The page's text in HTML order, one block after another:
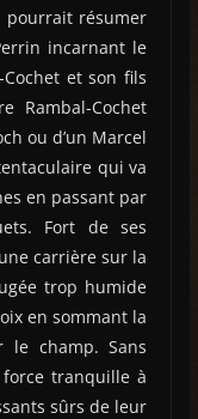
pourrait résumer
incarnant le
et son fils
Rambal-Cochet
ou d’un Marcel
qui va
en passant par
Fort de ses
carrière sur la
trop humide
en sommant la
le champ. Sans
tranquille à
sûrs de leur